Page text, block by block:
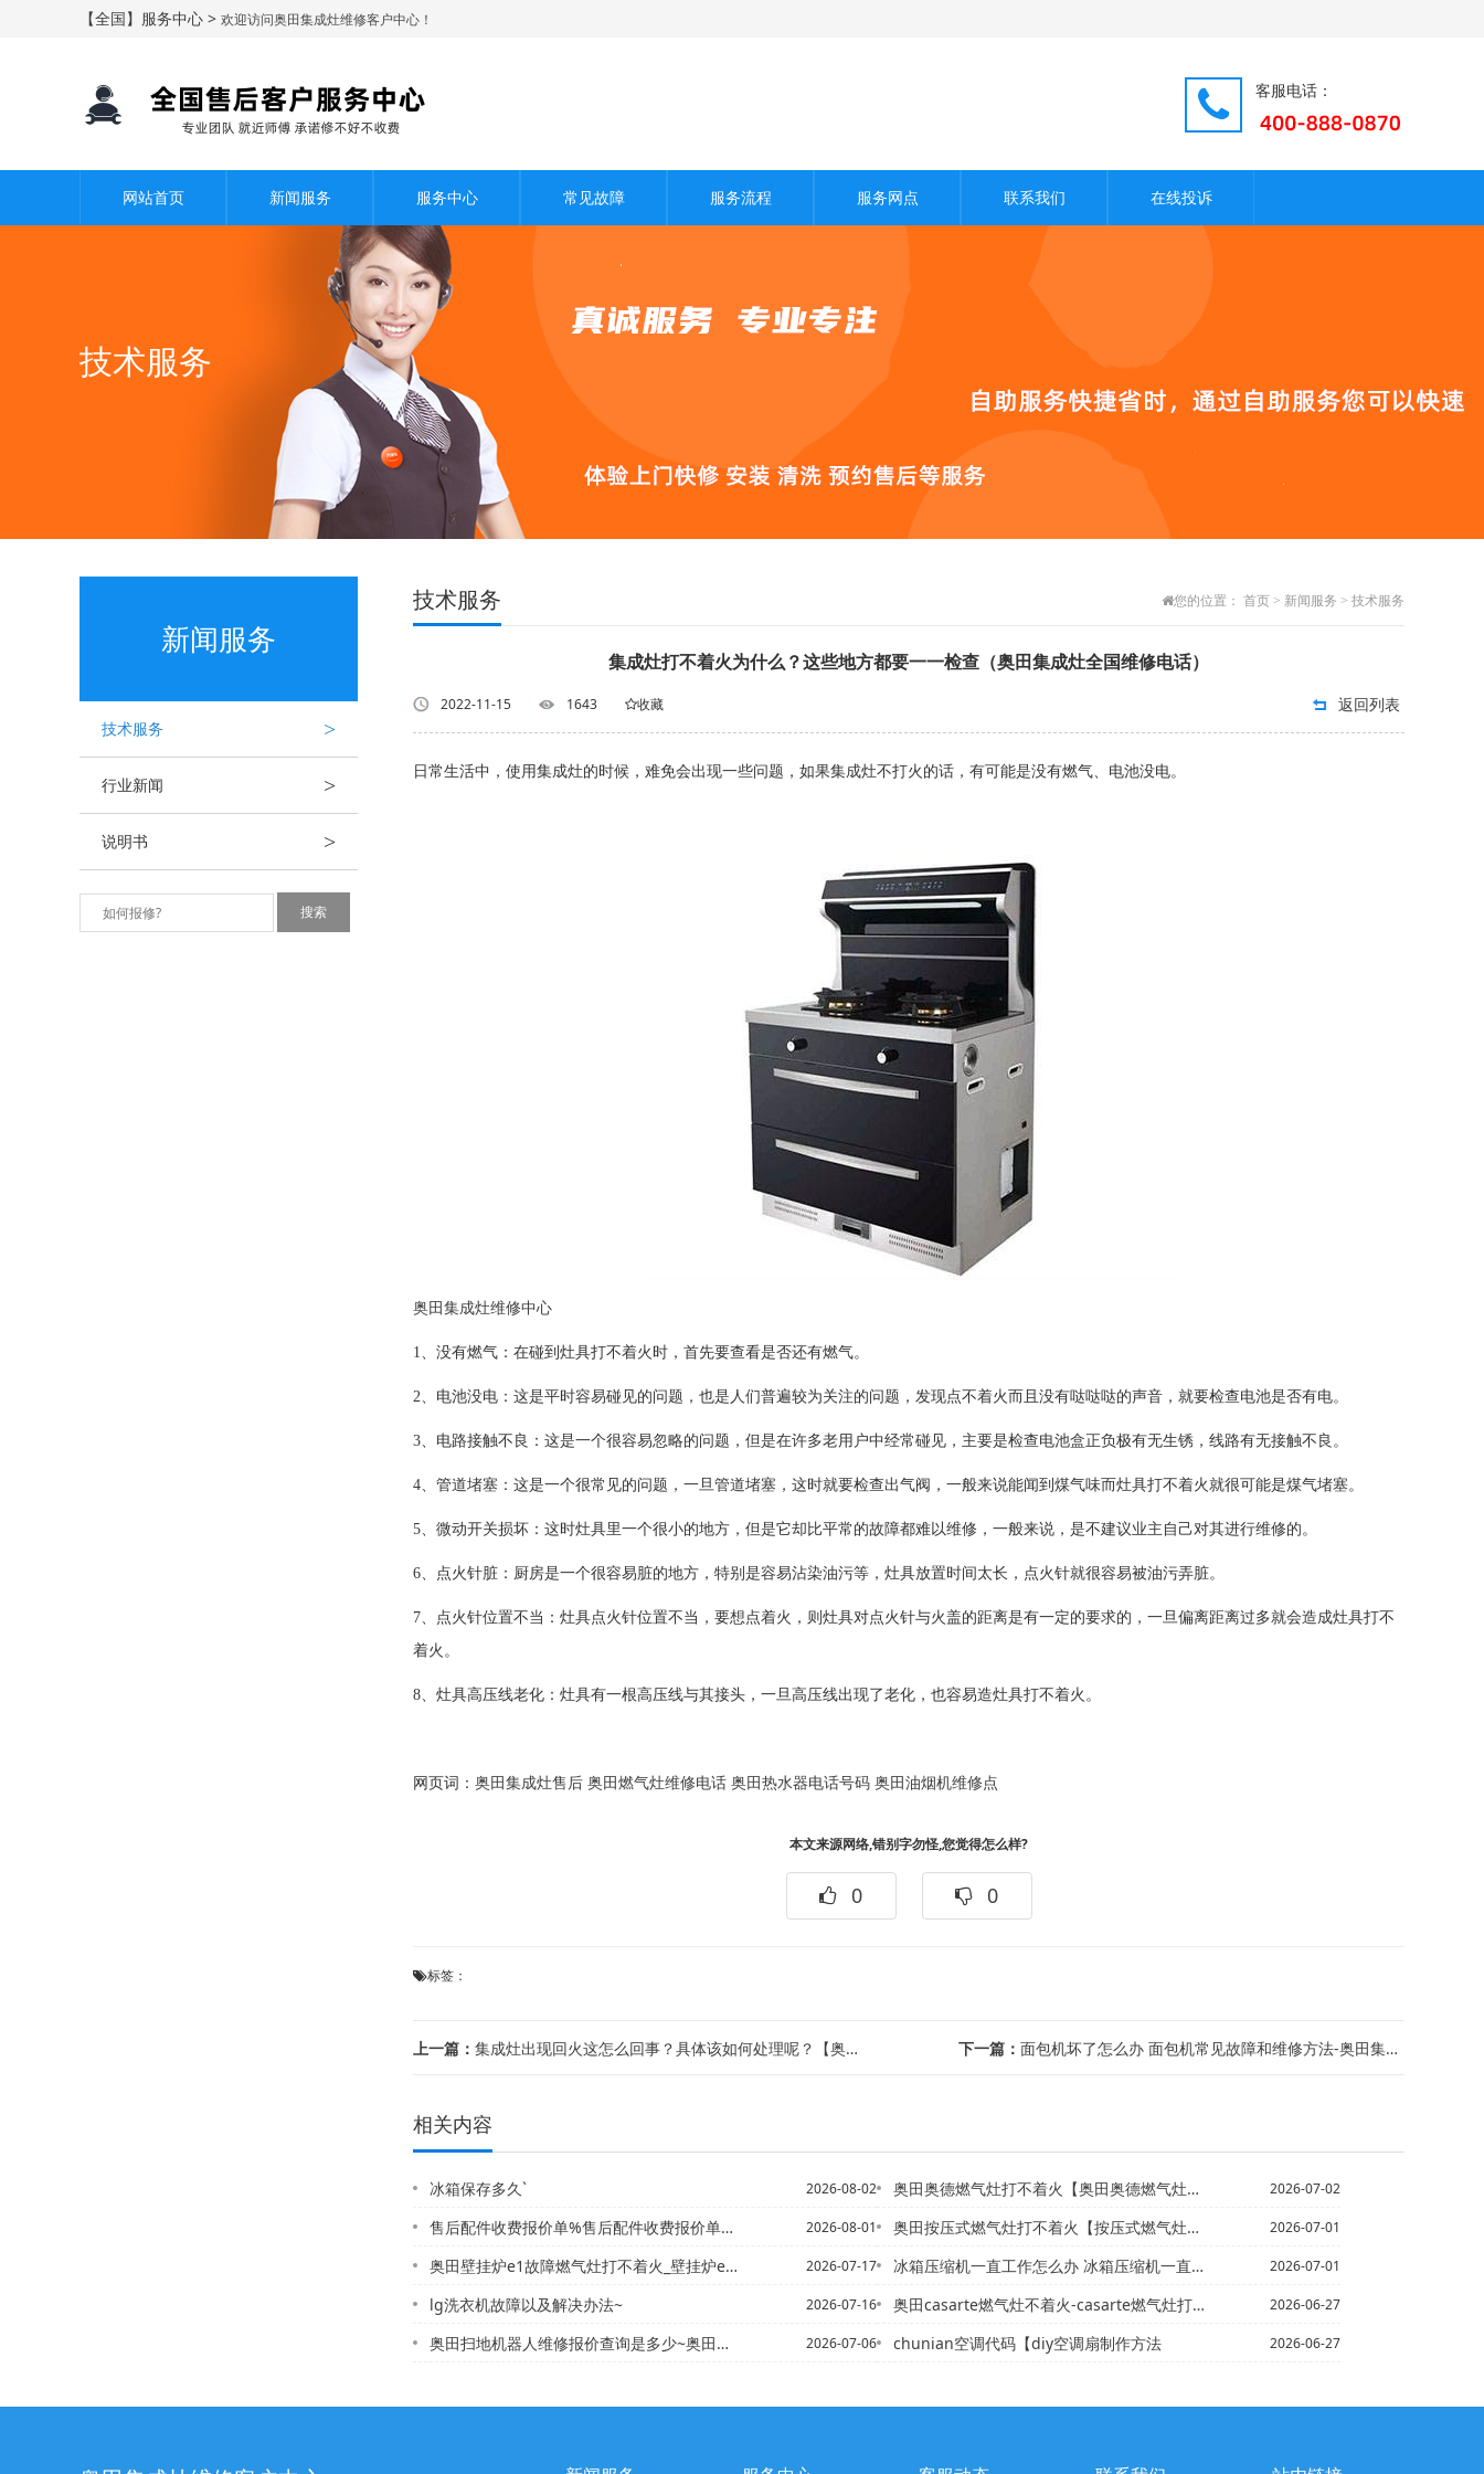
【全国】服务中心 > 欢迎访问奥田集成灶维修客户中心！
客服电话：
网站首页 新闻服务 服务中心 常见故障 服务流程 服务网点 联系我们 在线投诉
技术服务
新闻服务
技术服务 >
行业新闻 >
说明书 >
技术服务 您的位置： 首页 > 新闻服务 > 技术服务
集成灶打不着火为什么？这些地方都要一一检查（奥田集成灶全国维修电话）
2022-11-15 1643 收藏 返回列表
日常生活中，使用集成灶的时候，难免会出现一些问题，如果集成灶不打火的话，有可能是没有燃气、电池没电。
奥田集成灶维修中心
1、没有燃气：在碰到灶具打不着火时，首先要查看是否还有燃气。
2、电池没电：这是平时容易碰见的问题，也是人们普遍较为关注的问题，发现点不着火而且没有哒哒哒的声音，就要检查电池是否有电。
3、电路接触不良：这是一个很容易忽略的问题，但是在许多老用户中经常碰见，主要是检查电池盒正负极有无生锈，线路有无接触不良。
4、管道堵塞：这是一个很常见的问题，一旦管道堵塞，这时就要检查出气阀，一般来说能闻到煤气味而灶具打不着火就很可能是煤气堵塞。
5、微动开关损坏：这时灶具里一个很小的地方，但是它却比平常的故障都难以维修，一般来说，是不建议业主自己对其进行维修的。
6、点火针脏：厨房是一个很容易脏的地方，特别是容易沾染油污等，灶具放置时间太长，点火针就很容易被油污弄脏。
7、点火针位置不当：灶具点火针位置不当，要想点着火，则灶具对点火针与火盖的距离是有一定的要求的，一旦偏离距离过多就会造成灶具打不
着火。
8、灶具高压线老化：灶具有一根高压线与其接头，一旦高压线出现了老化，也容易造灶具打不着火。
网页词： 奥田集成灶售后 奥田燃气灶维修电话 奥田热水器电话号码 奥田油烟机维修点
本文来源网络,错别字勿怪,您觉得怎么样?
0 0
标签：
上一篇： 集成灶出现回火这怎么回事？具体该如何处理呢？【奥田集成灶全国维修服务】 下一篇： 面包机坏了怎么办 面包机常见故障和维修方法-奥田集成灶现E3
相关内容
冰箱保存多久` 2026-08-02
售后配件收费报价单%售后配件收费报价单表格最新报价 2026-08-01
奥田壁挂炉e1故障燃气灶打不着火_壁挂炉e1燃气灶打不着火 2026-07-17
lg洗衣机故障以及解决办法~ 2026-07-16
奥田扫地机器人维修报价查询是多少~奥田扫地机器人维修报价查询是多少钱新版 2026-07-06
奥田奥德燃气灶打不着火【奥田奥德燃气灶打不着火原因 2026-07-02
奥田按压式燃气灶打不着火【按压式燃气灶怎么打不着火 2026-07-01
冰箱压缩机一直工作怎么办 冰箱压缩机一直工作解决方法\冰箱压缩机怎么修理 冰箱压... 2026-07-01
奥田casarte燃气灶不着火-casarte燃气灶打不着火 2026-06-27
chunian空调代码【diy空调扇制作方法 2026-06-27